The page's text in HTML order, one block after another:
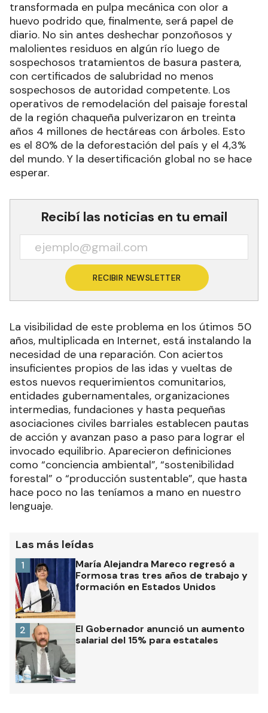
transformada en pulpa mecánica con olor a
huevo podrido que, finalmente, será papel de
diario. No sin antes deshechar ponzoñosos y
malolientes residuos en algún río luego de
sospechosos tratamientos de basura pastera,
con certificados de salubridad no menos
sospechosos de autoridad competente. Los
operativos de remodelación del paisaje forestal
de la región chaqueña pulverizaron en treinta
años 4 millones de hectáreas con árboles. Esto
es el 80% de la deforestación del país y el 4,3%
del mundo. Y la desertificación global no se hace
esperar.
Recibí las noticias en tu email
RECIBIR NEWSLETTER
La visibilidad de este problema en los útimos 50
años, multiplicada en Internet, está instalando la
necesidad de una reparación. Con aciertos
insuficientes propios de las idas y vueltas de
estos nuevos requerimientos comunitarios,
entidades gubernamentales, organizaciones
intermedias, fundaciones y hasta pequeñas
asociaciones civiles barriales establecen pautas
de acción y avanzan paso a paso para lograr el
invocado equilibrio. Aparecieron definiciones
como “conciencia ambiental”, “sostenibilidad
forestal” o “producción sustentable”, que hasta
hace poco no las teníamos a mano en nuestro
lenguaje.
Las más leídas
María Alejandra Mareco regresó a
Formosa tras tres años de trabajo y
formación en Estados Unidos
1
El Gobernador anunció un aumento
salarial del 15% para estatales
2